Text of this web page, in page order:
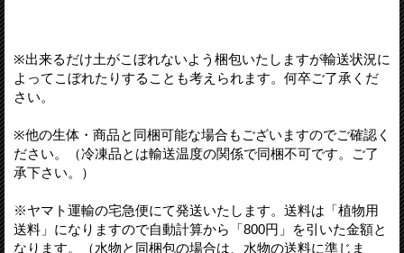
※出来るだけ土がこぼれないよう梱包いたしますが輸送状況に
よってこぼれたりすることも考えられます。何卒ご了承くだ
さい。
※他の生体・商品と同梱可能な場合もございますのでご確認く
ださい。（冷凍品とは輸送温度の関係で同梱不可です。ご了
承下さい。）
※ヤマト運輸の宅急便にて発送いたします。送料は「植物用
送料」になりますので自動計算から「800円」を引いた金額と
なります。（水物と同梱包の場合は、水物の送料に準じま